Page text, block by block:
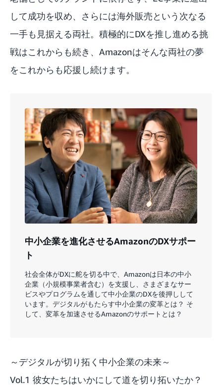
して成功を収め、さらには海外販売という次なる
一手も見据える両社。積極的にDXを推し進める挑
戦はこれからも続き、Amazonはそんな両社の夢
をこれからも応援し続けます。
中小企業を進化させるAmazonのDXサポー
ト
社会全体がDXに舵を切る中で、Amazonは日本の中小
企業（小規模事業者含む）を支援し、さまざまなサー
ビスやプログラムを通して中小企業のDXを後押しして
います。デジタルがもたらす中小企業の変革とは？ そ
して、変革を加速させるAmazonのサポートとは？
～デジタルが切り拓く中小企業の未来～
Vol.1 彼女たちはいかにして道を切り拓いたか？